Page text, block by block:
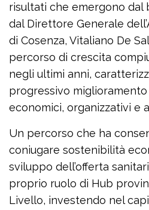
risultati che emergono dal
dal Direttore Generale
di Cosenza, Vitaliano De
percorso di crescita
negli ultimi anni,
progressivo
economici, organizzativi e
Un percorso che ha
coniugare sostenibilità
sviluppo dell’offerta
proprio ruolo di Hub
Livello, investendo nel